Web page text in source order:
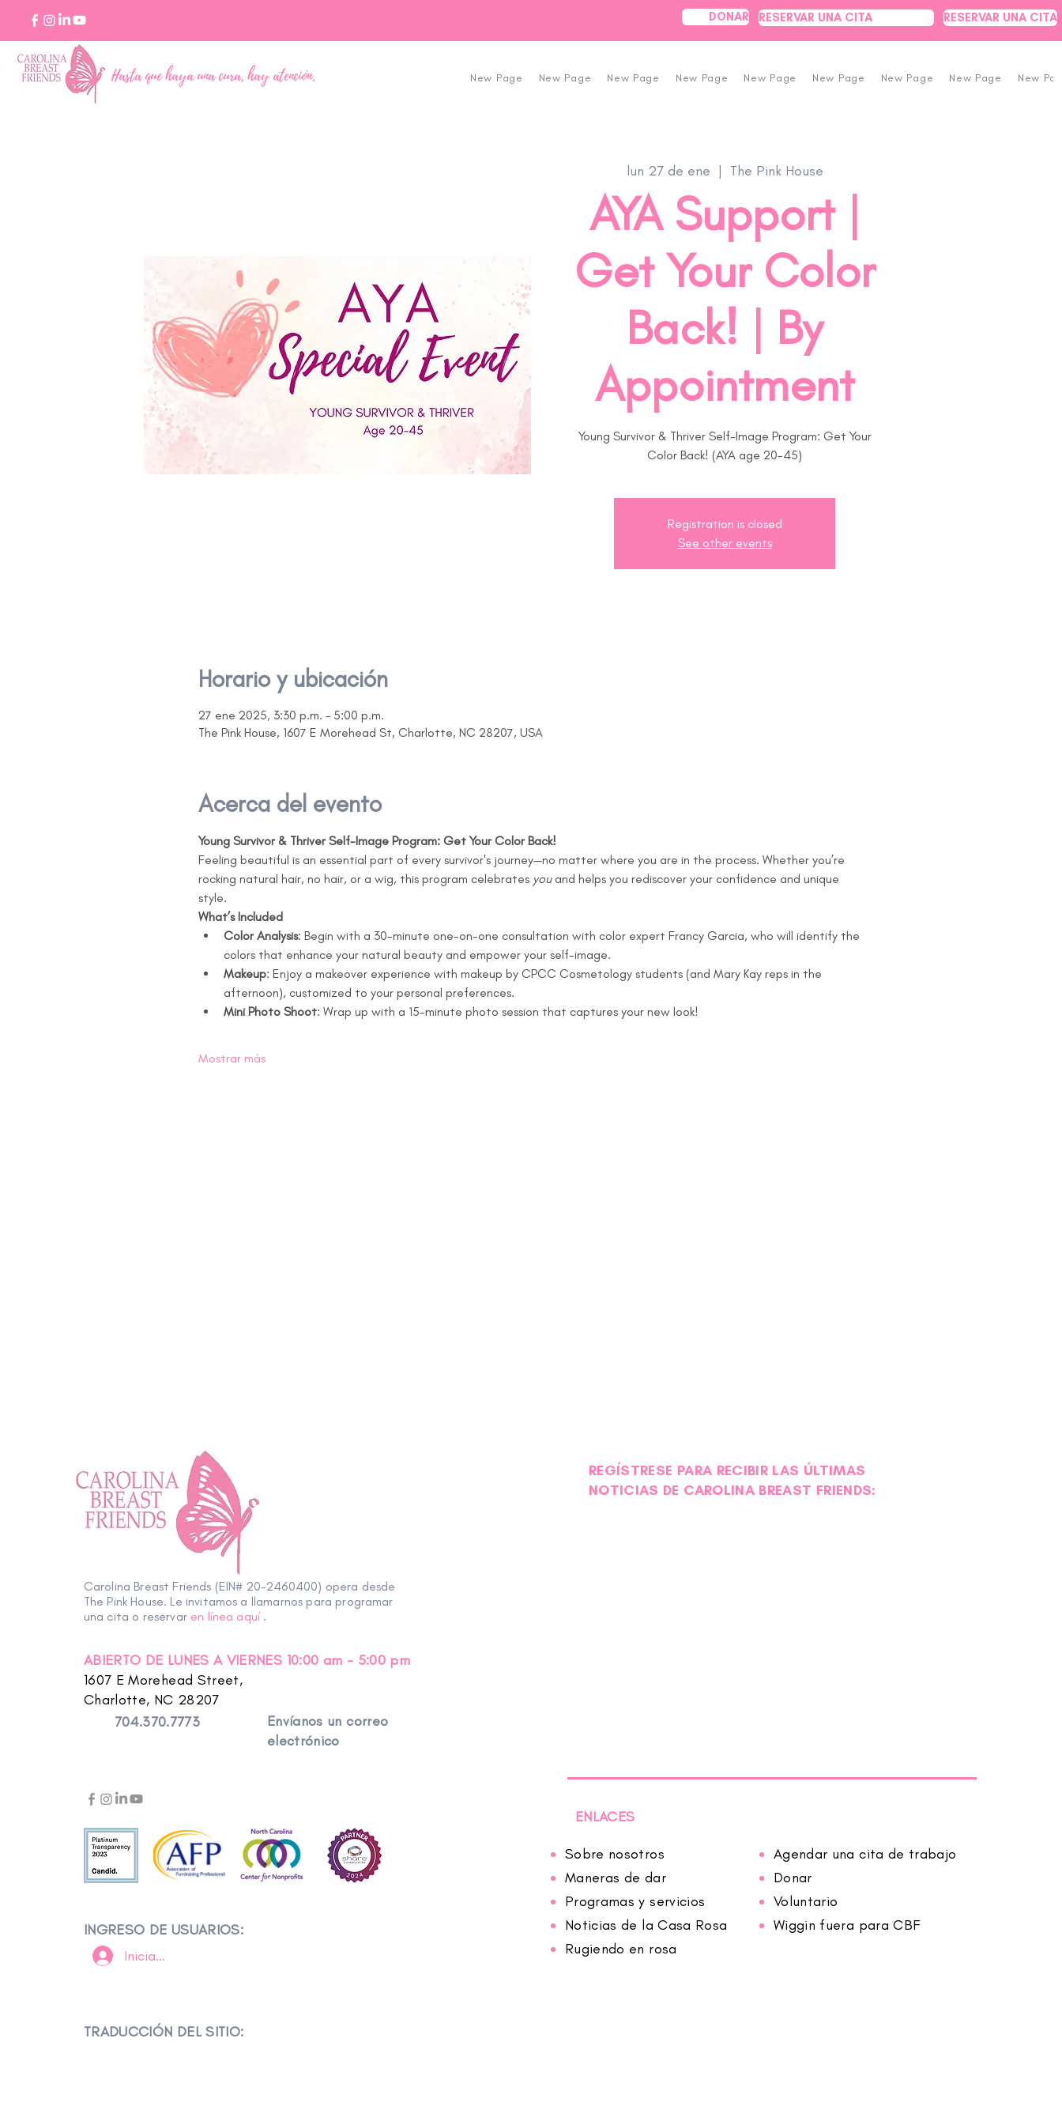
DONAR RESERVAR UNA CITA RESERVAR UNA CITA
Hasta que haya una cura, hay atención. New Page New Page New Page New Page New Page New Page New Page New Page New
lun 27 de ene
  |
The Pink House
AYA Support |
Get Your Color
Back! | By
Appointment
Young Survivor & Thriver Self-Image Program: Get Your
Color Back! (AYA age 20-45)
Registration is closed
See other events
Horario y ubicación
27 ene 2025, 3:30 p.m. – 5:00 p.m.
The Pink House, 1607 E Morehead St, Charlotte, NC 28207, USA
Acerca del evento
Young Survivor & Thriver Self-Image Program: Get Your Color Back!
Feeling beautiful is an essential part of every survivor's journey—no matter where you are in the process. Whether you’re
rocking natural hair, no hair, or a wig, this program celebrates you and helps you rediscover your confidence and unique
style.
What’s Included
Color Analysis: Begin with a 30-minute one-on-one consultation with color expert Francy Garcia, who will identify the
colors that enhance your natural beauty and empower your self-image.
Makeup: Enjoy a makeover experience with makeup by CPCC Cosmetology students (and Mary Kay reps in the
afternoon), customized to your personal preferences.
Mini Photo Shoot: Wrap up with a 15-minute photo session that captures your new look!
Mostrar más
Carolina Breast Friends (EIN# 20-2460400) opera desde
The Pink House. Le invitamos a llamarnos para programar
una cita o reservar en línea aquí .
ABIERTO DE LUNES A VIERNES 10:00 am - 5:00 pm
1607 E Morehead Street,
Charlotte, NC 28207
704.370.7773
Envíanos un correo
electrónico
INGRESO DE USUARIOS:
Iniciar sesión
TRADUCCIÓN DEL SITIO:
REGÍSTRESE PARA RECIBIR LAS ÚLTIMAS
NOTICIAS DE CAROLINA BREAST FRIENDS:
ENLACES
Sobre nosotros
Maneras de dar
Programas y servicios
Noticias de la Casa Rosa
Rugiendo en rosa
Agendar una cita de trabajo
Donar
Voluntario
Wiggin fuera para CBF